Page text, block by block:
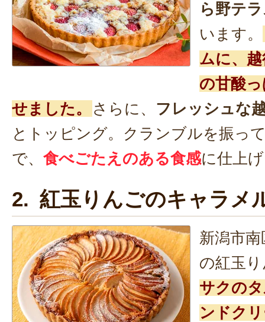
ら野テ
います。
ムに、
の甘酸
せました。
さらに、 フレッシュな
とトッピング。クランブルを振っ
で、 食べごたえのある食感に仕上
2. 紅玉りんごのキャラメ
新潟市南
の紅玉
サクの
ンドク